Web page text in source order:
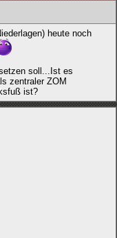
heute noch
soll...Ist es
zentraler ZOM
ist?